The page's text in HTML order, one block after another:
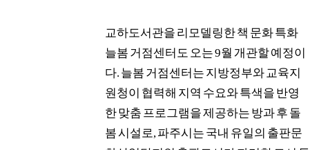
교하도서관을 리모델링한 책 문화 특화
늘봄 거점센터도 오는9월 개관할 예정이
다. 늘봄 거점센터는 지방정부와 교육지
원청이 협력해 지역 수요와 특색을 반영
한 맞춤 프로그램을 제공하는 방과 후 돌
봄 시설로,파주시는 국내 유일의 출판문